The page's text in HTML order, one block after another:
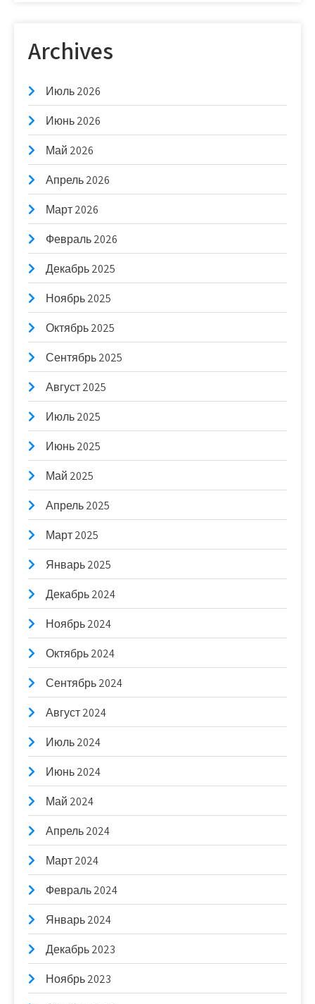
Archives
Июль 2026
Июнь 2026
Май 2026
Апрель 2026
Март 2026
Февраль 2026
Декабрь 2025
Ноябрь 2025
Октябрь 2025
Сентябрь 2025
Август 2025
Июль 2025
Июнь 2025
Май 2025
Апрель 2025
Март 2025
Январь 2025
Декабрь 2024
Ноябрь 2024
Октябрь 2024
Сентябрь 2024
Август 2024
Июль 2024
Июнь 2024
Май 2024
Апрель 2024
Март 2024
Февраль 2024
Январь 2024
Декабрь 2023
Ноябрь 2023